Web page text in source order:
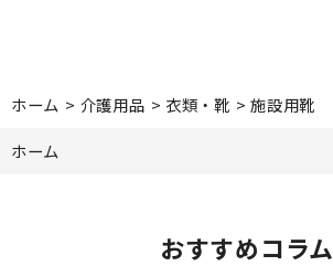
ホーム > 介護用品 > 衣類・靴 >施設用靴
ホーム
おすすめコラム